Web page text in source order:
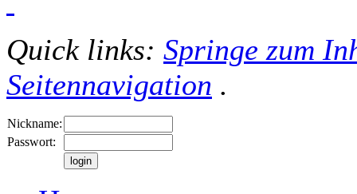
Quick links: Springe zum
Seitennavigation .
Nickname:
Passwort: